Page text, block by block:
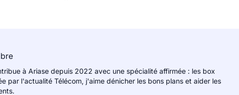
à Ariase depuis 2022 avec une spécialité affirmée : les box
par l'actualité Télécom, j'aime dénicher les bons plans et aider les